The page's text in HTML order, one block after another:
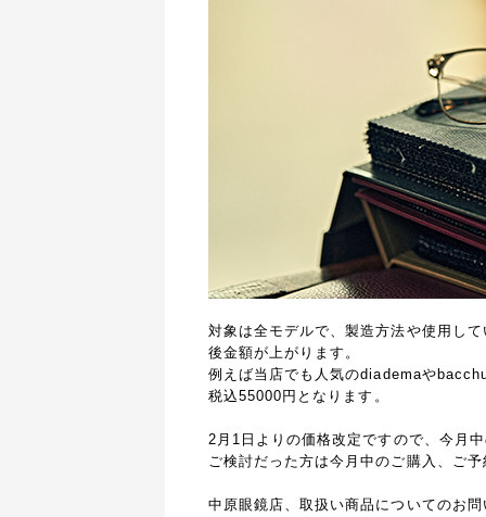
対象は全モデルで、製造方法や使用し
後金額が上がります。
例えば当店でも人気のdiademaや
税込55000円となります。
2月1日よりの価格改定ですので、今月
ご検討だった方は今月中のご購入、ご予
中原眼鏡店、取扱い商品についてのお問